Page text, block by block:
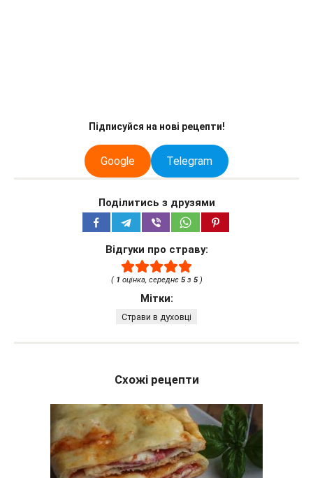
Підписуйся на нові рецепти!
Google Telegram
Поділитись з друзями
Відгуки про страву:
( 1 оцінка, середнє 5з 5)
Мітки:
Страви в духовці
Схожі рецепти